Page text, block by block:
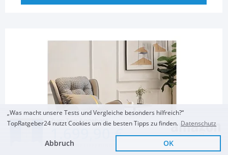
Zum Top Angebot
1.699,90 €
KOSTENLOSE LIEFERUNG
„Was macht unsere Tests und Vergleiche besonders hilfreich?“
TopRatgeber24 nutzt Cookies um die besten Tipps zu finden. Datenschutz
Abbruch OK